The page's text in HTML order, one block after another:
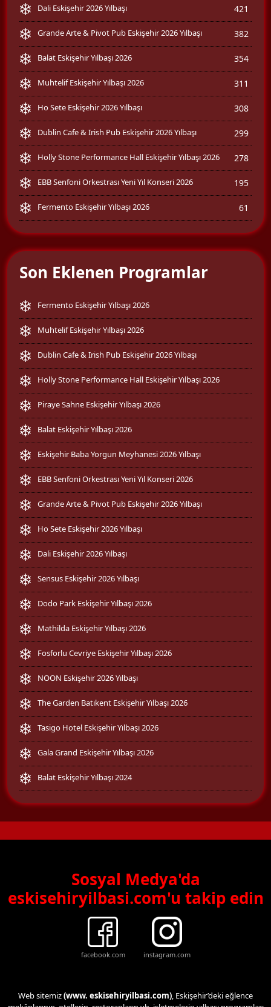
Dali Eskişehir 2026 Yılbaşı 421
Grande Arte & Pivot Pub Eskişehir 2026 Yılbaşı 382
Balat Eskişehir Yılbaşı 2026 354
Muhtelif Eskişehir Yılbaşı 2026 311
Ho Sete Eskişehir 2026 Yılbaşı 308
Dublin Cafe & Irish Pub Eskişehir 2026 Yılbaşı 299
Holly Stone Performance Hall Eskişehir Yılbaşı 2026 278
EBB Senfoni Orkestrası Yeni Yıl Konseri 2026 195
Fermento Eskişehir Yılbaşı 2026 61
Son Eklenen Programlar
Fermento Eskişehir Yılbaşı 2026
Muhtelif Eskişehir Yılbaşı 2026
Dublin Cafe & Irish Pub Eskişehir 2026 Yılbaşı
Holly Stone Performance Hall Eskişehir Yılbaşı 2026
Piraye Sahne Eskişehir Yılbaşı 2026
Balat Eskişehir Yılbaşı 2026
Eskişehir Baba Yorgun Meyhanesi 2026 Yılbaşı
EBB Senfoni Orkestrası Yeni Yıl Konseri 2026
Grande Arte & Pivot Pub Eskişehir 2026 Yılbaşı
Ho Sete Eskişehir 2026 Yılbaşı
Dali Eskişehir 2026 Yılbaşı
Sensus Eskişehir 2026 Yılbaşı
Dodo Park Eskişehir Yılbaşı 2026
Mathilda Eskişehir Yılbaşı 2026
Fosforlu Cevriye Eskişehir Yılbaşı 2026
NOON Eskişehir 2026 Yılbaşı
The Garden Batıkent Eskişehir Yılbaşı 2026
Tasigo Hotel Eskişehir Yılbaşı 2026
Gala Grand Eskişehir Yılbaşı 2026
Balat Eskişehir Yılbaşı 2024
Sosyal Medya'da
eskisehiryilbasi.com'u takip edin
facebook.com instagram.com
Web sitemiz(www. eskisehiryilbasi.com), Eskişehir’deki eğlence